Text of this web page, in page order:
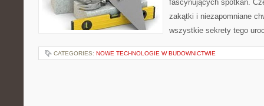
fascynujących spotkań.
zakątki i niezapomniane
wszystkie sekrety tego
CATEGORIES: NOWE TECHNOLOGIE W BUDOWNICTWIE